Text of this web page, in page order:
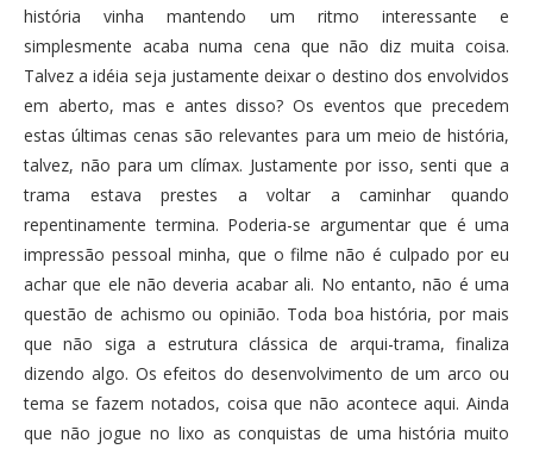
história vinha mantendo um ritmo interessante e
simplesmente acaba numa cena que não diz muita coisa.
Talvez a idéia seja justamente deixar o destino dos envolvidos
em aberto, mas e antes disso? Os eventos que precedem
estas últimas cenas são relevantes para um meio de história,
talvez, não para um clímax. Justamente por isso, senti que a
trama estava prestes a voltar a caminhar quando
repentinamente termina. Poderia-se argumentar que é uma
impressão pessoal minha, que o filme não é culpado por eu
achar que ele não deveria acabar ali. No entanto, não é uma
questão de achismo ou opinião. Toda boa história, por mais
que não siga a estrutura clássica de arqui-trama, finaliza
dizendo algo. Os efeitos do desenvolvimento de um arco ou
tema se fazem notados, coisa que não acontece aqui. Ainda
que não jogue no lixo as conquistas de uma história muito